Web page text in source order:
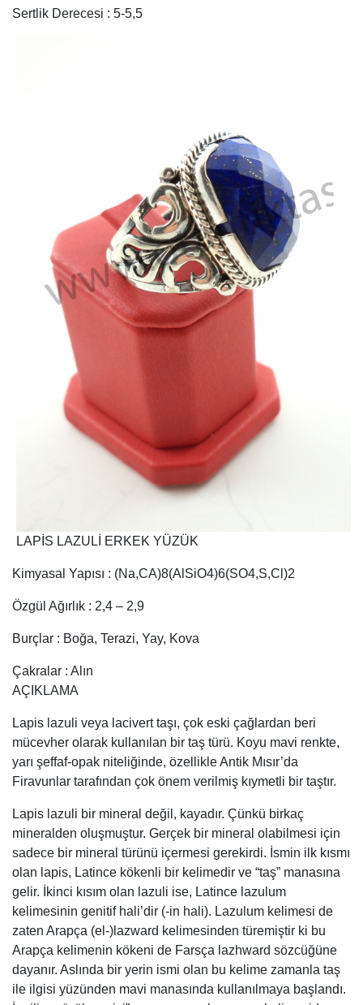
Sertlik Derecesi : 5-5,5
LAPİS LAZULİ ERKEK YÜZÜK
Kimyasal Yapısı : (Na,CA)8(AlSiO4)6(SO4,S,Cl)2
Özgül Ağırlık : 2,4 – 2,9
Burçlar : Boğa, Terazi, Yay, Kova
Çakralar : Alın
AÇIKLAMA
Lapis lazuli veya lacivert taşı, çok eski çağlardan beri
mücevher olarak kullanılan bir taş türü. Koyu mavi renkte,
yarı şeffaf-opak niteliğinde, özellikle Antik Mısır’da
Firavunlar tarafından çok önem verilmiş kıymetli bir taştır.
Lapis lazuli bir mineral değil, kayadır. Çünkü birkaç
mineralden oluşmuştur. Gerçek bir mineral olabilmesi için
sadece bir mineral türünü içermesi gerekirdi. İsmin ilk kısmı
olan lapis, Latince kökenli bir kelimedir ve “taş” manasına
gelir. İkinci kısım olan lazuli ise, Latince lazulum
kelimesinin genitif hali’dir (-in hali). Lazulum kelimesi de
zaten Arapça (el-)lazward kelimesinden türemiştir ki bu
Arapça kelimenin kökeni de Farsça lazhward sözcüğüne
dayanır. Aslında bir yerin ismi olan bu kelime zamanla taş
ile ilgisi yüzünden mavi manasında kullanılmaya başlandı.